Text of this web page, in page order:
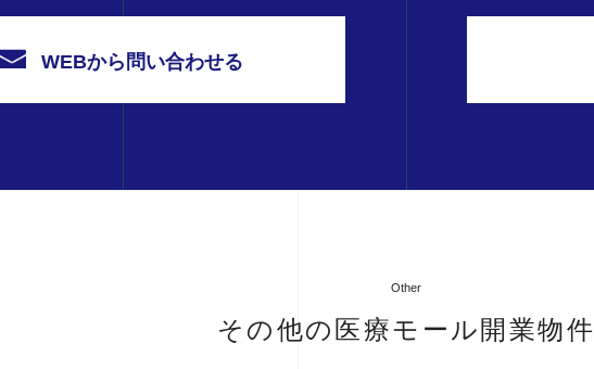
WEBから問い合わせる
Other
その他の医療モール開業物件